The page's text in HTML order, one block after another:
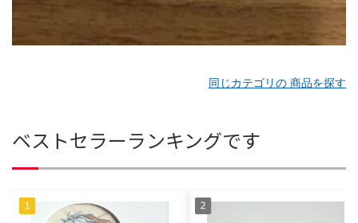
同じカテゴリの 商品を探す
ベストセラーランキングです